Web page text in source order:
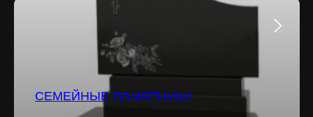
СЕМЕЙНЫЕ ПАМЯТНИКИ